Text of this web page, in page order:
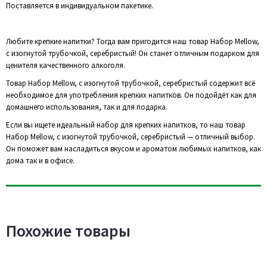
Поставляется в индивидуальном пакетике.
Любите крепкие напитки? Тогда вам пригодится наш товар Набор Mellow,
с изогнутой трубочкой, серебристый! Он станет отличным подарком для
ценителя качественного алкоголя.
Товар Набор Mellow, с изогнутой трубочкой, серебристый содержит всё
необходимое для употребления крепких напитков. Он подойдёт как для
домашнего использования, так и для подарка.
Если вы ищете идеальный набор для крепких напитков, то наш товар
Набор Mellow, с изогнутой трубочкой, серебристый — отличный выбор.
Он поможет вам насладиться вкусом и ароматом любимых напитков, как
дома так и в офисе.
Похожие товары